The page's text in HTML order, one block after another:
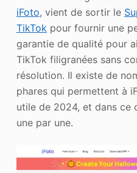
iFoto, vient de sortir le
TikTokpour fournir une
garantie de qualité pour
TikTok filigranées sans
résolution. Il existe de
phares qui permettent à
utile de 2024, et dans ce
une par une.